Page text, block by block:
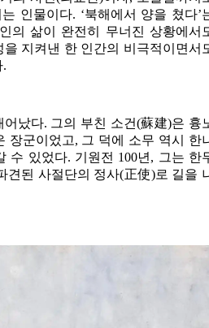
인물이다. ‘북해에서 양을 쳤다’
의 삶이 완전히 무너진 상황에서
지켜낸 한 인간의 비극적이면서
.
났다. 그의 부친 소건(蘇建)은 흉
장군이었고, 그 덕에 소무 역시 한
수 있었다. 기원전 100년, 그는 한
견된 사절단의 정사(正使)로 길을